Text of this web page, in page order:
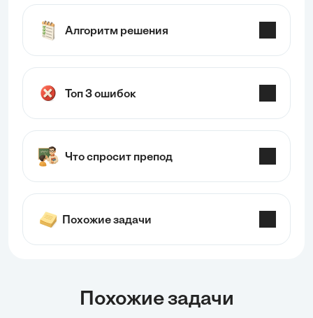
Алгоритм решения
Топ 3 ошибок
Что спросит препод
Похожие задачи
Похожие задачи